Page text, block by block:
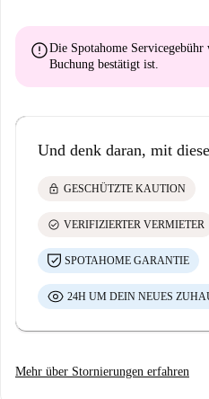
errorDie Spotahome Servicegebühr
Buchung bestätigt ist.
Und denk daran, mit
lock GESCHÜTZTE KAUTION
check_circle VERIFIZIERTER VERMIETER
SPOTAHOME GARANTIE
24H UM DEIN NEUES
Mehr über Stornierungen erfahren